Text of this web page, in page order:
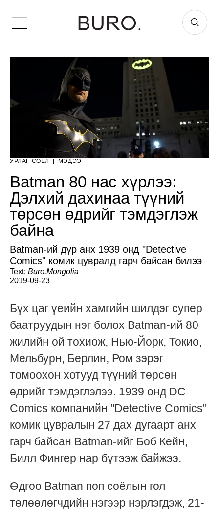
УРЛАГ СОЁЛ МЭДЭЭ
Batman 80 нас хүрлээ:
Дэлхий дахинаа түүний
төрсөн өдрийг тэмдэглэж
байна
Batman-ий дүр анх 1939 онд "Detective
Comics" комик цувралд гарч байсан билээ
Text: Buro.Mongolia
2019-09-23
Бүх цаг үеийн хамгийн шилдэг супер
баатруудын нэг болох Batman-ий 80
жилийн ой тохиож, Нью-Йорк, Токио,
Мельбурн, Берлин, Ром зэрэг
томоохон хотууд түүний төрсөн
өдрийг тэмдэглэлээ. 1939 онд DC
Comics компанийн "Detective Comics"
комик цувралын 27 дах дугаарт анх
гарч байсан Batman-ийг Боб Кейн,
Билл Фингер нар бүтээж байжээ.
Өдгөө Batman поп соёлын гол
төлөөлөгчдийн нэгээр нэрлэгдэж, 21-